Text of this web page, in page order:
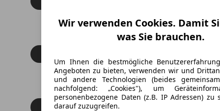
Wir verwenden Cookies. Damit
was Sie brauchen.
Um Ihnen die bestmögliche
Angeboten zu bieten, verwenden wir und
und andere Technologien (beides
nachfolgend: „Cookies"), um
personenbezogene Daten (z.B. IP Adressen) zu
darauf zuzugreifen.